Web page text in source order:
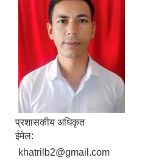
प्रशासकीय अधिकृत
ईमेल:
khatrilb2@gmail.com